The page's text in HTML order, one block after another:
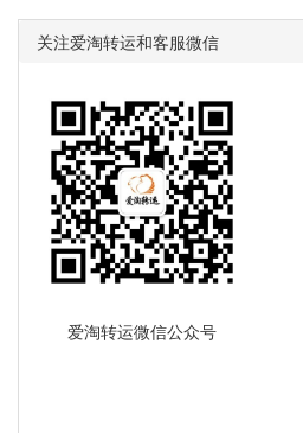
关注爱淘转运和客服微信
爱淘转运微信公众号